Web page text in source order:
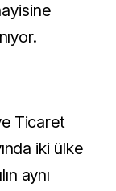
Ticaret
iki ülke
aynı